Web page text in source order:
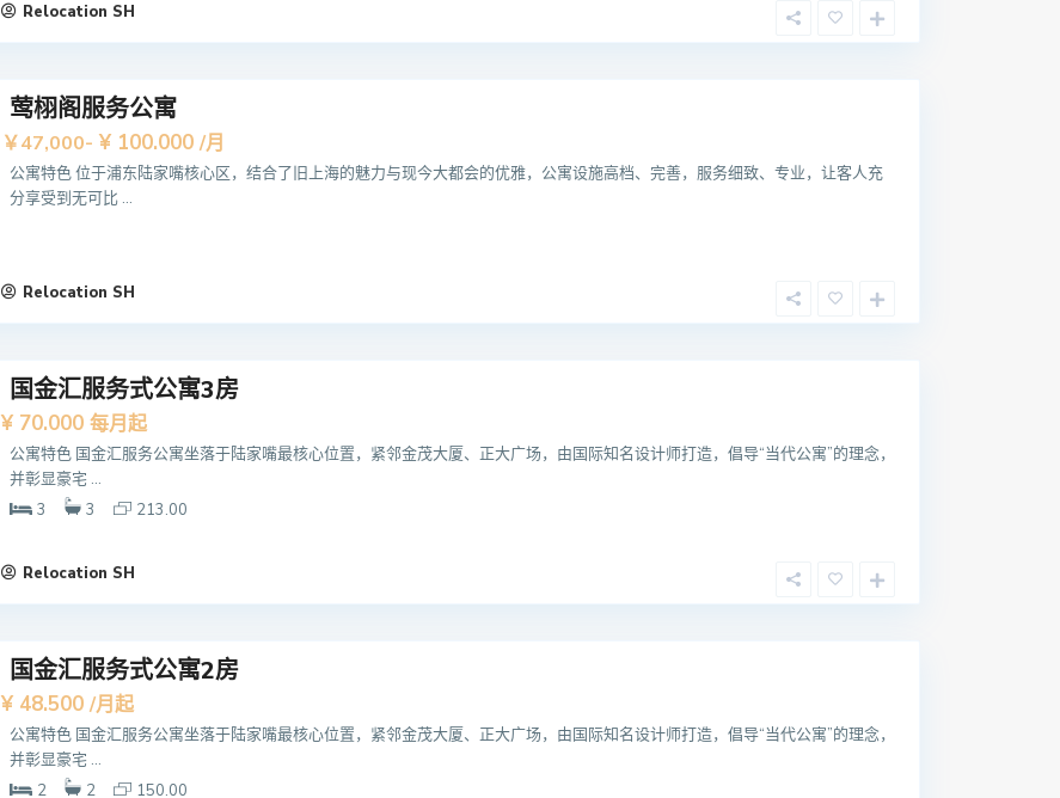
Relocation SH
莺栩阁服务公寓
￥47,000- ¥ 100.000 /月
公寓特色 位于浦东陆家嘴核心区，结合了旧上海的魅力与现今大都会的优雅，公寓设施高档、完善，服务细致、专业，让客人充
分享受到无可比 ...
Relocation SH
国金汇服务式公寓3房
¥ 70.000 每月起
公寓特色 国金汇服务公寓坐落于陆家嘴最核心位置，紧邻金茂大厦、正大广场，由国际知名设计师打造，倡导“当代公寓”的理念，
并彰显豪宅 ...
3
3 213.00
Relocation SH
国金汇服务式公寓2房
¥ 48.500 /月起
公寓特色 国金汇服务公寓坐落于陆家嘴最核心位置，紧邻金茂大厦、正大广场，由国际知名设计师打造，倡导“当代公寓”的理念，
并彰显豪宅 ...
2
2 150.00